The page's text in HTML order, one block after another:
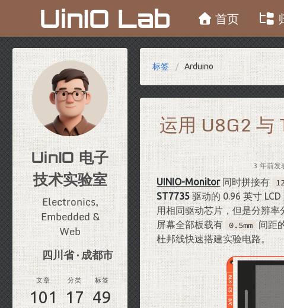
UinIO Lab 首页
标签 Arduino
3 年前发
运用 U8G2
UINIO-Monitor同时拼接有
ST7735驱动的 0.96 英寸
用相同驱动芯片，但是分辨
屏幕全部板载有 0.5mm 间距
杜邦线快速搭建实验电路。
UinIO 电子
技术实验室
Electronics,
Embedded &
Web
四川省 · 成都市
文章
101
分类
17
标签
49